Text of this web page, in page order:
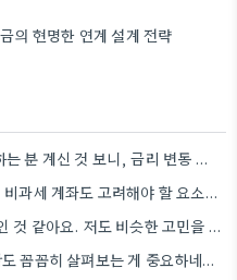
의 현명한 연계 설계 전략
인터넷 광고 믿고 예치했다가 후회하는 분 계신 것 보니, 금리 변동 진짜 빠르게 돌아간다는 걸…
세후 금리는 정말 중요한 거 같아요. 비과세 계좌도 고려해야 할 요소인데, 실제 수령액 계산을 해보니…
월급 자동이체로 바꾸는 게 좋은 팁인 것 같아요. 저도 비슷한 고민을 하고 있는데, 실제로 금리…
계절에 옷 고르는 것처럼, 금리 상황도 꼼꼼히 살펴보는 게 중요하네요. 특히 장기적으로 대출을 할 때는…